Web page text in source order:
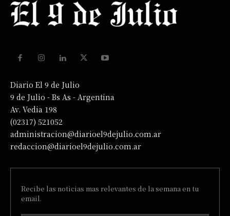
Diario El 9 de Julio
9 de Julio - Bs As - Argentina
Av. Vedia 198
(02317) 521052
administracion@diarioel9dejulio.com.ar
redaccion@diarioel9dejulio.com.ar
Recibe las noticias mas relevantes de la semana en tu
email.